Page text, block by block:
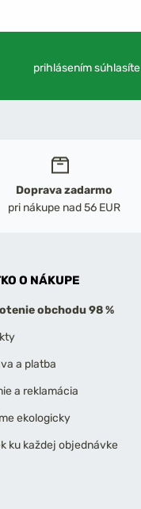
prihlásením
Doprava zadarmo
pri nákupe nad 56 EUR
O NÁKUPE
obchodu 98 %
a platba
a reklamácia
ekologicky
ku každej objednávke